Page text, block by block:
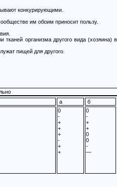
конкурирующими.
им обоим приносит пользу.
организма другого вида (хозяина)
пищей для другого.
a
б
0
-
+
+
+
-
+
+
0
-
+
+
0
0
-
—